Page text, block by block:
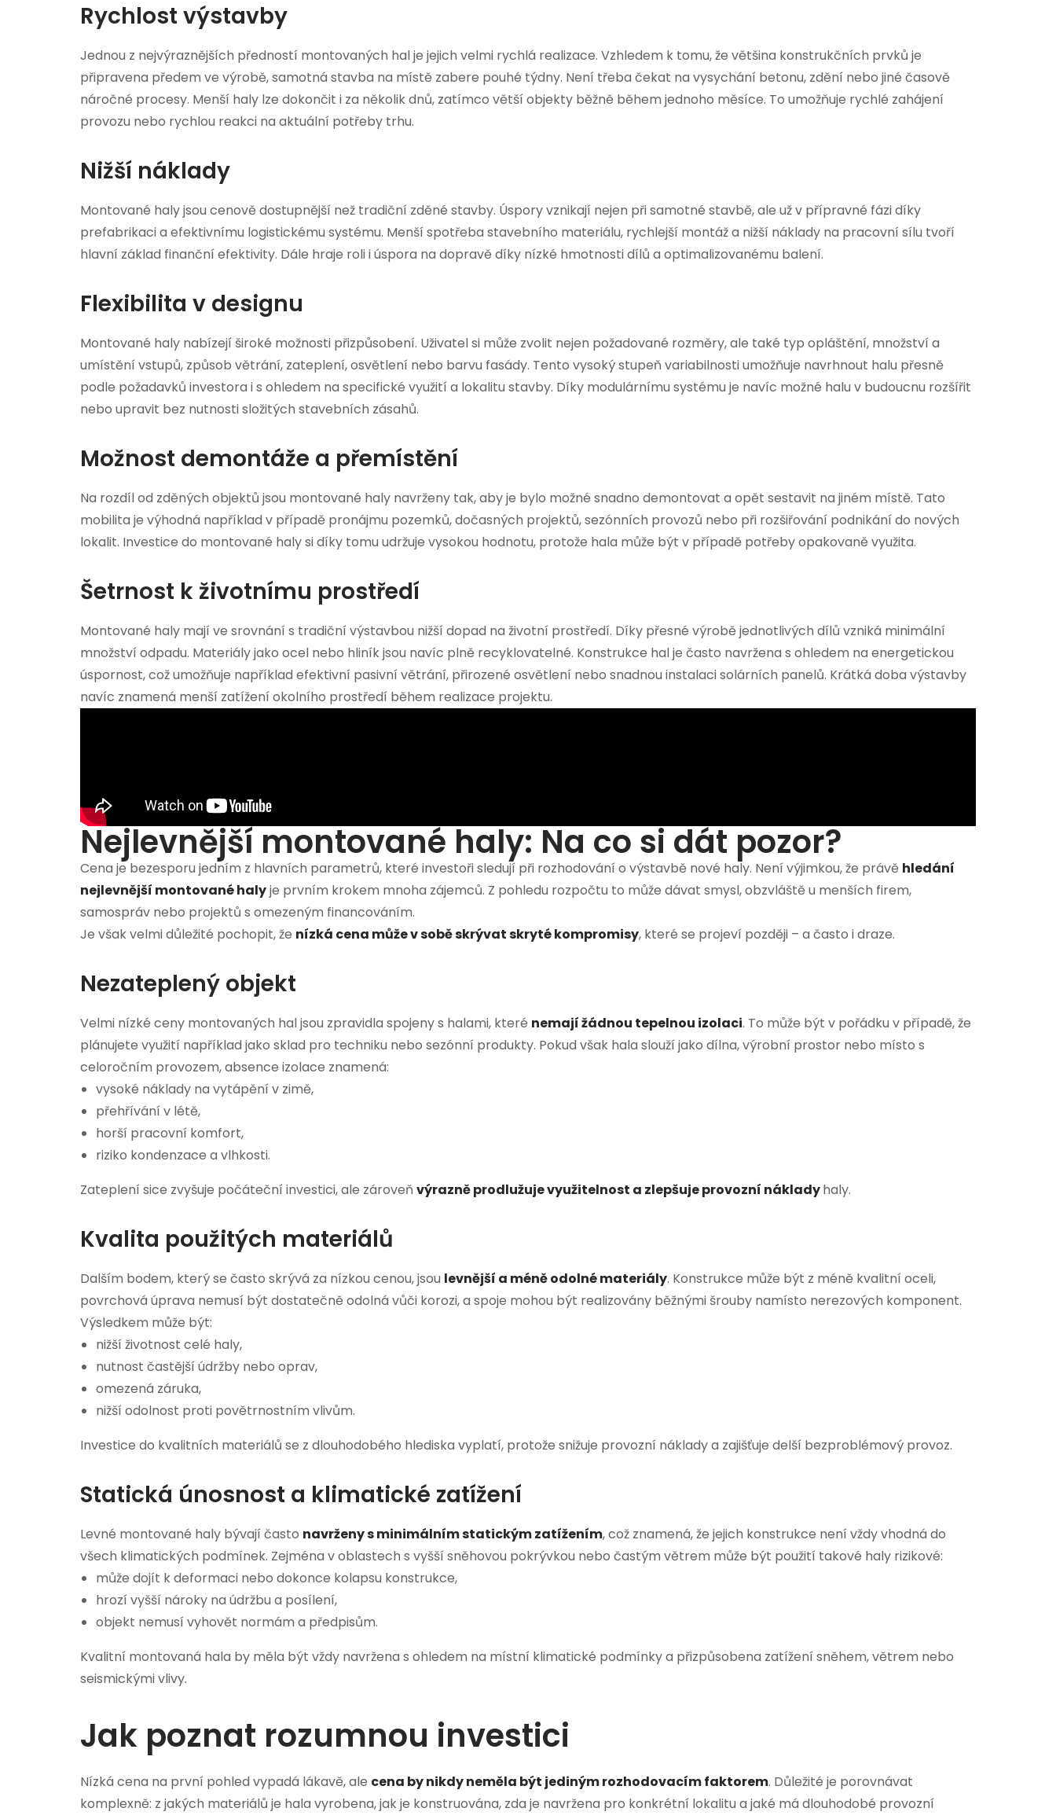
Rychlost výstavby
Jednou z nejvýraznějších předností montovaných hal je jejich velmi rychlá realizace. Vzhledem k tomu, že většina konstrukčních prvků je
připravena předem ve výrobě, samotná stavba na místě zabere pouhé týdny. Není třeba čekat na vysychání betonu, zdění nebo jiné časově
náročné procesy. Menší haly lze dokončit i za několik dnů, zatímco větší objekty běžně během jednoho měsíce. To umožňuje rychlé zahájení
provozu nebo rychlou reakci na aktuální potřeby trhu.
Nižší náklady
Montované haly jsou cenově dostupnější než tradiční zděné stavby. Úspory vznikají nejen při samotné stavbě, ale už v přípravné fázi díky
prefabrikaci a efektivnímu logistickému systému. Menší spotřeba stavebního materiálu, rychlejší montáž a nižší náklady na pracovní sílu tvoří
hlavní základ finanční efektivity. Dále hraje roli i úspora na dopravě díky nízké hmotnosti dílů a optimalizovanému balení.
Flexibilita v designu
Montované haly nabízejí široké možnosti přizpůsobení. Uživatel si může zvolit nejen požadované rozměry, ale také typ opláštění, množství a
umístění vstupů, způsob větrání, zateplení, osvětlení nebo barvu fasády. Tento vysoký stupeň variabilnosti umožňuje navrhnout halu přesně
podle požadavků investora i s ohledem na specifické využití a lokalitu stavby. Díky modulárnímu systému je navíc možné halu v budoucnu rozšířit
nebo upravit bez nutnosti složitých stavebních zásahů.
Možnost demontáže a přemístění
Na rozdíl od zděných objektů jsou montované haly navrženy tak, aby je bylo možné snadno demontovat a opět sestavit na jiném místě. Tato
mobilita je výhodná například v případě pronájmu pozemků, dočasných projektů, sezónních provozů nebo při rozšiřování podnikání do nových
lokalit. Investice do montované haly si díky tomu udržuje vysokou hodnotu, protože hala může být v případě potřeby opakovaně využita.
Šetrnost k životnímu prostředí
Montované haly mají ve srovnání s tradiční výstavbou nižší dopad na životní prostředí. Díky přesné výrobě jednotlivých dílů vzniká minimální
množství odpadu. Materiály jako ocel nebo hliník jsou navíc plně recyklovatelné. Konstrukce hal je často navržena s ohledem na energetickou
úspornost, což umožňuje například efektivní pasivní větrání, přirozené osvětlení nebo snadnou instalaci solárních panelů. Krátká doba výstavby
navíc znamená menší zatížení okolního prostředí během realizace projektu.
Nejlevnější montované haly: Na co si dát pozor?
Cena je bezesporu jedním z hlavních parametrů, které investoři sledují při rozhodování o výstavbě nové haly. Není výjimkou, že právě hledání
nejlevnější montované halyje prvním krokem mnoha zájemců. Z pohledu rozpočtu to může dávat smysl, obzvláště u menších firem,
samospráv nebo projektů s omezeným financováním.
Je však velmi důležité pochopit, že nízká cena může v sobě skrývat skryté kompromisy, které se projeví později – a často i draze.
Nezateplený objekt
Velmi nízké ceny montovaných hal jsou zpravidla spojeny s halami, které nemají žádnou tepelnou izolaci. To může být v pořádku v případě, že
plánujete využití například jako sklad pro techniku nebo sezónní produkty. Pokud však hala slouží jako dílna, výrobní prostor nebo místo s
celoročním provozem, absence izolace znamená:
vysoké náklady na vytápění v zimě,
přehřívání v létě,
horší pracovní komfort,
riziko kondenzace a vlhkosti.
Zateplení sice zvyšuje počáteční investici, ale zároveň výrazně prodlužuje využitelnost a zlepšuje provozní nákladyhaly.
Kvalita použitých materiálů
Dalším bodem, který se často skrývá za nízkou cenou, jsou levnější a méně odolné materiály. Konstrukce může být z méně kvalitní oceli,
povrchová úprava nemusí být dostatečně odolná vůči korozi, a spoje mohou být realizovány běžnými šrouby namísto nerezových komponent.
Výsledkem může být:
nižší životnost celé haly,
nutnost častější údržby nebo oprav,
omezená záruka,
nižší odolnost proti povětrnostním vlivům.
Investice do kvalitních materiálů se z dlouhodobého hlediska vyplatí, protože snižuje provozní náklady a zajišťuje delší bezproblémový provoz.
Statická únosnost a klimatické zatížení
Levné montované haly bývají často navrženy s minimálním statickým zatížením, což znamená, že jejich konstrukce není vždy vhodná do
všech klimatických podmínek. Zejména v oblastech s vyšší sněhovou pokrývkou nebo častým větrem může být použití takové haly rizikové:
může dojít k deformaci nebo dokonce kolapsu konstrukce,
hrozí vyšší nároky na údržbu a posílení,
objekt nemusí vyhovět normám a předpisům.
Kvalitní montovaná hala by měla být vždy navržena s ohledem na místní klimatické podmínky a přizpůsobena zatížení sněhem, větrem nebo
seismickými vlivy.
Jak poznat rozumnou investici
Nízká cena na první pohled vypadá lákavě, ale cena by nikdy neměla být jediným rozhodovacím faktorem. Důležité je porovnávat
komplexně: z jakých materiálů je hala vyrobena, jak je konstruována, zda je navržena pro konkrétní lokalitu a jaké má dlouhodobé provozní